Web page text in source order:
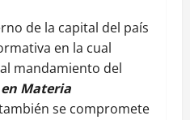
de la capital del país
en la cual
mandamiento del
Materia
se compromete